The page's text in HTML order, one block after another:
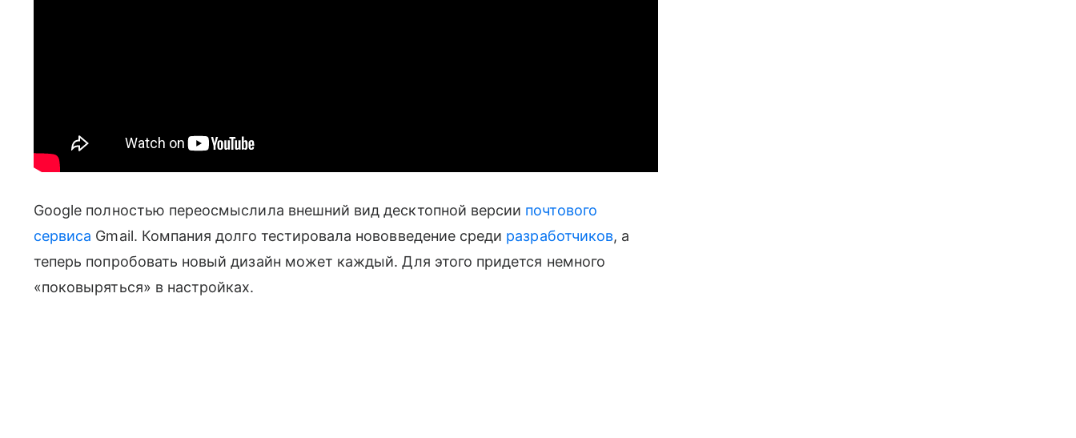
Google полностью переосмыслила внешний вид десктопной версии почтового
сервиса Gmail. Компания долго тестировала нововведение среди разработчиков, а
теперь попробовать новый дизайн может каждый. Для этого придется немного
«поковыряться» в настройках.